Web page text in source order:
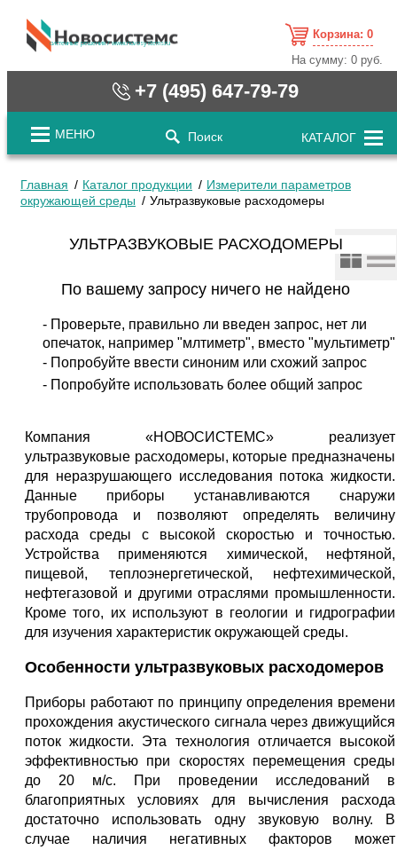
cистемные решения / www.novosystems.ru
Корзина: 0
На сумму:0 руб.
+7 (495) 647-79-79
МЕНЮ Поиск КАТАЛОГ
Главная Каталог продукции
Измерители параметров
окружающей среды
Ультразвуковые расходомеры
УЛЬТРАЗВУКОВЫЕ РАСХОДОМЕРЫ
По вашему запросу ничего не найдено
Проверьте, правильно ли введен запрос, нет ли
опечаток, например "млтиметр", вместо "мультиметр"
Попробуйте ввести синоним или схожий запрос
Попробуйте использовать более общий запрос
Компания «НОВОСИСТЕМС» реализует
ультразвуковые расходомеры, которые предназначены
для неразрушающего исследования потока жидкости.
Данные приборы устанавливаются снаружи
трубопровода и позволяют определять величину
расхода среды с высокой скоростью и точностью.
Устройства применяются химической, нефтяной,
пищевой, теплоэнергетической, нефтехимической,
нефтегазовой и другими отраслями промышленности.
Кроме того, их используют в геологии и гидрографии
для изучения характеристик окружающей среды.
Особенности ультразвуковых расходомеров
Приборы работают по принципу определения времени
прохождения акустического сигнала через движущийся
поток жидкости. Эта технология отличается высокой
эффективностью при скоростях перемещения среды
до 20 м/с. При проведении исследований в
благоприятных условиях для вычисления расхода
достаточно использовать одну звуковую волну. В
случае наличия негативных факторов может